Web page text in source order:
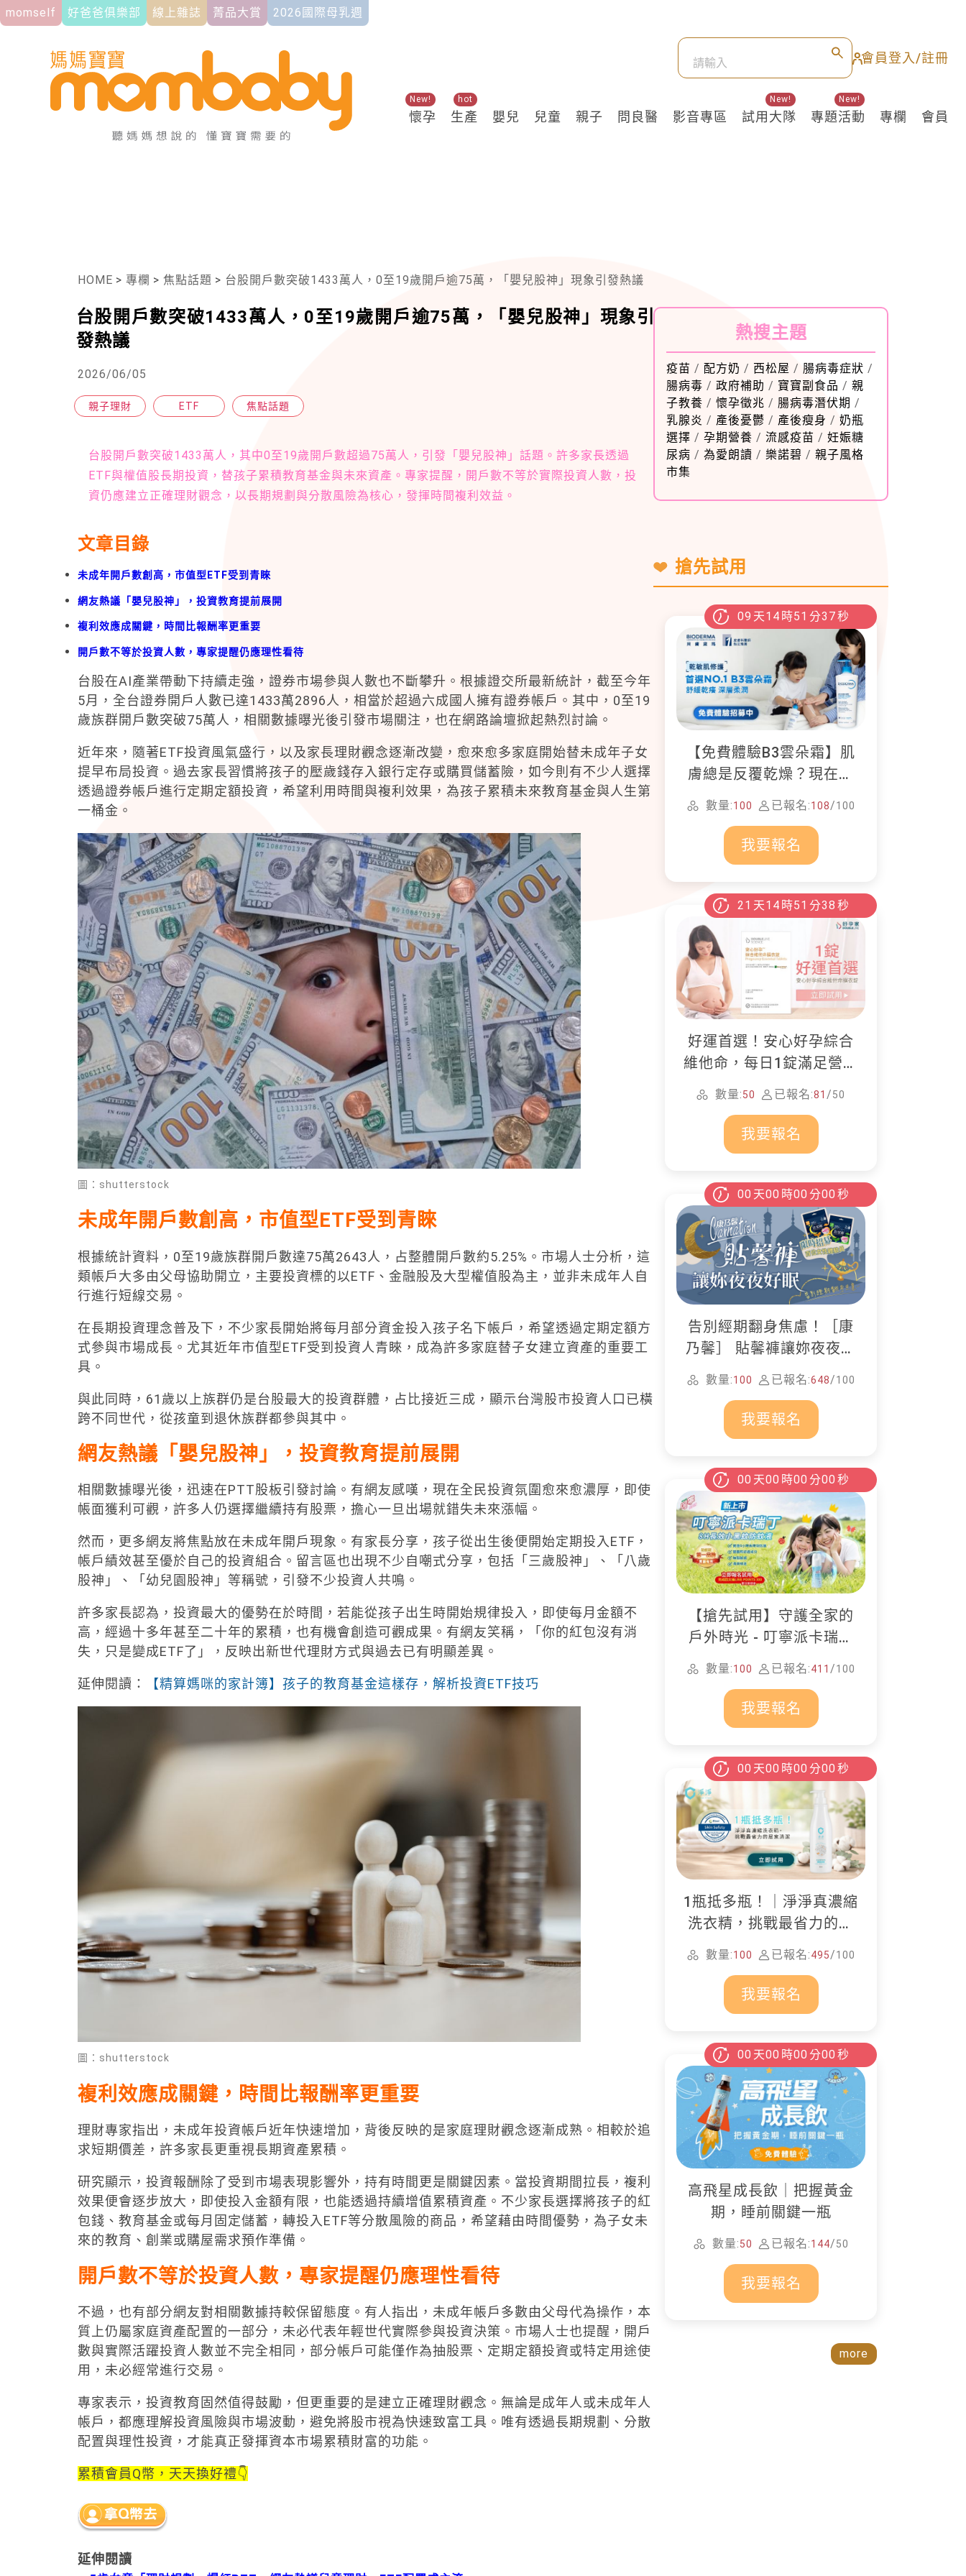
momself 好爸爸俱樂部 線上雜誌 菁品大賞 2026國際母乳週
會員登入/註冊
懷孕
New!
生產
hot
嬰兒 兒童 親子 問良醫 影音專區 試用大隊
New!
專題活動
New!
專欄 會員
HOME > 專欄 > 焦點話題 > 台股開戶數突破1433萬人，0至19歲開戶逾75萬，「嬰兒股神」現象引發熱議
台股開戶數突破1433萬人，0至19歲開戶逾75萬，「嬰兒股神」現象引
發熱議
2026/06/05
親子理財 ETF 焦點話題
台股開戶數突破1433萬人，其中0至19歲開戶數超過75萬人，引發「嬰兒股神」話題。許多家長透過
ETF與權值股長期投資，替孩子累積教育基金與未來資產。專家提醒，開戶數不等於實際投資人數，投
資仍應建立正確理財觀念，以長期規劃與分散風險為核心，發揮時間複利效益。
文章目錄
未成年開戶數創高，市值型ETF受到青睞
網友熱議「嬰兒股神」，投資教育提前展開
複利效應成關鍵，時間比報酬率更重要
開戶數不等於投資人數，專家提醒仍應理性看待
台股在AI產業帶動下持續走強，證券市場參與人數也不斷攀升。根據證交所最新統計，截至今年
5月，全台證券開戶人數已達1433萬2896人，相當於超過六成國人擁有證券帳戶。其中，0至19
歲族群開戶數突破75萬人，相關數據曝光後引發市場關注，也在網路論壇掀起熱烈討論。
近年來，隨著ETF投資風氣盛行，以及家長理財觀念逐漸改變，愈來愈多家庭開始替未成年子女
提早布局投資。過去家長習慣將孩子的壓歲錢存入銀行定存或購買儲蓄險，如今則有不少人選擇
透過證券帳戶進行定期定額投資，希望利用時間與複利效果，為孩子累積未來教育基金與人生第
一桶金。
圖：shutterstock
未成年開戶數創高，市值型ETF受到青睞
根據統計資料，0至19歲族群開戶數達75萬2643人，占整體開戶數約5.25%。市場人士分析，這
類帳戶大多由父母協助開立，主要投資標的以ETF、金融股及大型權值股為主，並非未成年人自
行進行短線交易。
在長期投資理念普及下，不少家長開始將每月部分資金投入孩子名下帳戶，希望透過定期定額方
式參與市場成長。尤其近年市值型ETF受到投資人青睞，成為許多家庭替子女建立資產的重要工
具。
與此同時，61歲以上族群仍是台股最大的投資群體，占比接近三成，顯示台灣股市投資人口已橫
跨不同世代，從孩童到退休族群都參與其中。
網友熱議「嬰兒股神」，投資教育提前展開
相關數據曝光後，迅速在PTT股板引發討論。有網友感嘆，現在全民投資氛圍愈來愈濃厚，即使
帳面獲利可觀，許多人仍選擇繼續持有股票，擔心一旦出場就錯失未來漲幅。
然而，更多網友將焦點放在未成年開戶現象。有家長分享，孩子從出生後便開始定期投入ETF，
帳戶績效甚至優於自己的投資組合。留言區也出現不少自嘲式分享，包括「三歲股神」、「八歲
股神」、「幼兒園股神」等稱號，引發不少投資人共鳴。
許多家長認為，投資最大的優勢在於時間，若能從孩子出生時開始規律投入，即使每月金額不
高，經過十多年甚至二十年的累積，也有機會創造可觀成果。有網友笑稱，「你的紅包沒有消
失，只是變成ETF了」，反映出新世代理財方式與過去已有明顯差異。
延伸閱讀： 【精算媽咪的家計簿】孩子的教育基金這樣存，解析投資ETF技巧
圖：shutterstock
複利效應成關鍵，時間比報酬率更重要
理財專家指出，未成年投資帳戶近年快速增加，背後反映的是家庭理財觀念逐漸成熟。相較於追
求短期價差，許多家長更重視長期資產累積。
研究顯示，投資報酬除了受到市場表現影響外，持有時間更是關鍵因素。當投資期間拉長，複利
效果便會逐步放大，即使投入金額有限，也能透過持續增值累積資產。不少家長選擇將孩子的紅
包錢、教育基金或每月固定儲蓄，轉投入ETF等分散風險的商品，希望藉由時間優勢，為子女未
來的教育、創業或購屋需求預作準備。
開戶數不等於投資人數，專家提醒仍應理性看待
不過，也有部分網友對相關數據持較保留態度。有人指出，未成年帳戶多數由父母代為操作，本
質上仍屬家庭資產配置的一部分，未必代表年輕世代實際參與投資決策。市場人士也提醒，開戶
數與實際活躍投資人數並不完全相同，部分帳戶可能僅作為抽股票、定期定額投資或特定用途使
用，未必經常進行交易。
專家表示，投資教育固然值得鼓勵，但更重要的是建立正確理財觀念。無論是成年人或未成年人
帳戶，都應理解投資風險與市場波動，避免將股市視為快速致富工具。唯有透過長期規劃、分散
配置與理性投資，才能真正發揮資本市場累積財富的功能。
累積會員Q幣，天天換好禮👇
延伸閱讀
熱搜主題
疫苗 / 配方奶 / 西松屋 / 腸病毒症狀 /
腸病毒 / 政府補助 / 寶寶副食品 / 親
子教養 / 懷孕徵兆 / 腸病毒潛伏期 /
乳腺炎 / 產後憂鬱 / 產後瘦身 / 奶瓶
選擇 / 孕期營養 / 流感疫苗 / 妊娠糖
尿病 / 為愛朗讀 / 樂諾碧 / 親子風格
市集
搶先試用
09 天14 時51 分35秒
【免費體驗B3雲朵霜】肌
膚總是反覆乾燥？現在就
加入貝膚黛瑪修護體驗計
畫！
數量:100 已報名:108/100
我要報名
21 天14 時51 分36 秒
好運首選！安心好孕綜合
維他命，每日1錠滿足營養
所需
數量:50 已報名:81 /50
我要報名
00 天00 時00 分00 秒
告別經期翻身焦慮！［康
乃馨］ 貼馨褲讓妳夜夜好
數量:100 已報名:648/100
我要報名
00 天00 時00 分00 秒
【搶先試用】守護全家的
戶外時光 - 叮寧派卡瑞丁
防蚊液
數量:100 已報名:411 /100
我要報名
00 天00 時00 分00 秒
1瓶抵多瓶！｜淨淨真濃縮
洗衣精，挑戰最省力的居
家清潔
數量:100 已報名:495/100
我要報名
00 天00 時00 分00 秒
高飛星成長飲｜把握黃金
期，睡前關鍵一瓶
數量:50 已報名:144/50
我要報名
more